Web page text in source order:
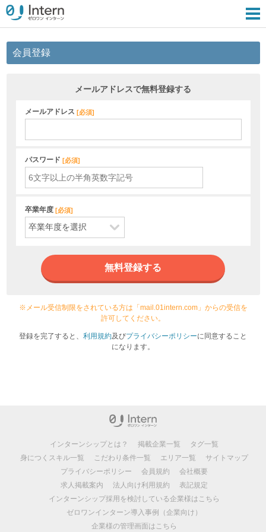
会員登録
メールアドレスで無料登録する
メールアドレス [必須]
パスワード [必須]
卒業年度 [必須]
無料登録する
※メール受信制限をされている方は「mail.01intern.com」からの受信を
許可してください。
登録を完了すると、 利用規約及びプライバシーポリシーに同意すること
になります。
インターンシップとは？ 掲載企業一覧
タグ一覧
身につくスキル一覧
こだわり条件一覧 エリア一覧
サイトマップ
プライバシーポリシー
会員規約
会社概要
求人掲載案内
法人向け利用規約
表記規定
インターンシップ採用を検討している企業様はこちら
ゼロワンインターン導入事例（企業向け）
企業様の管理画面はこちら